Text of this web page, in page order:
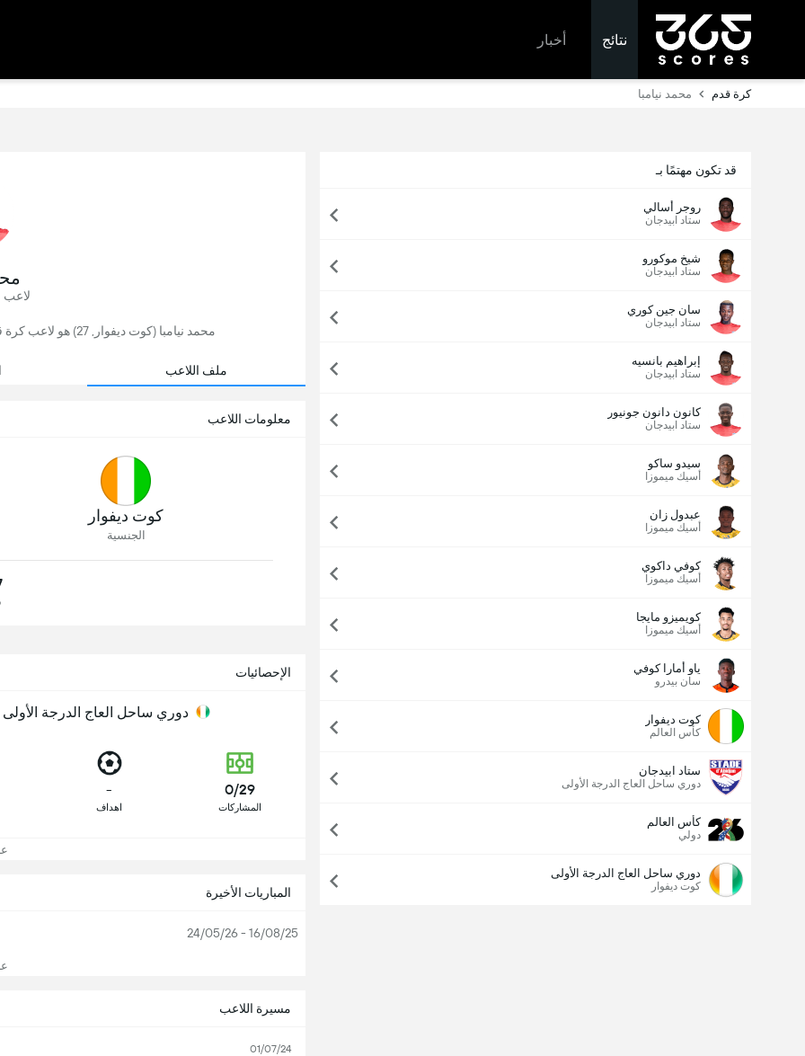
نتائج أخبار
كرة قدم محمد نيامبا
قد تكون مهتمًا بـ
روجر أسالي
ستاد ابيدجان
شيخ موكورو
ستاد ابيدجان
سان جين كوري
ستاد ابيدجان
إبراهيم بانسيه
ستاد ابيدجان
كانون دانون جونيور
ستاد ابيدجان
سيدو ساكو
أسيك ميموزا
عبدول زان
أسيك ميموزا
كوفي داكوي
أسيك ميموزا
كويميزو مايجا
أسيك ميموزا
ياو أمارا كوفي
سان بيدرو
كوت ديفوار
كأس العالم
ستاد ابيدجان
دوري ساحل العاج الدرجة الأولى
كأس العالم
دولي
دوري ساحل العاج الدرجة الأولى
كوت ديفوار
لاعب
محمد نيامبا (كوت ديفوار, 27) هو لاعب كرة قدم, يلعب حاليًا لصالح ستاد ابيدجان في كوت ديفوار.
ملف اللاعب
معلومات اللاعب
كوت ديفوار
الجنسية
الإحصائيات
دوري ساحل العاج الدرجة الأولى
0/29
المشاركات
-
اهداف
المباريات الأخيرة
16/08/25 - 24/05/26
مسيرة اللاعب
01/07/24